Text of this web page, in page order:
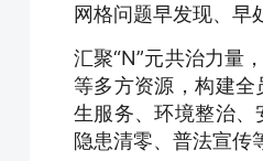
网格问题早发现、早
汇聚“N”元共治力量
等多方资源，构建
生服务、环境整治
隐患清零、普法宣传